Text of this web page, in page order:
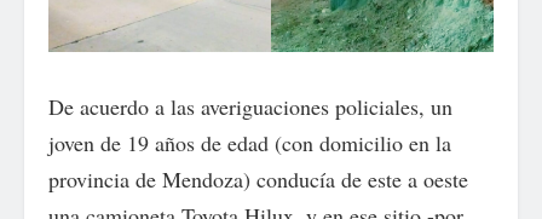
De acuerdo a las averiguaciones policiales, un
joven de 19 años de edad (con domicilio en la
provincia de Mendoza) conducía de este a oeste